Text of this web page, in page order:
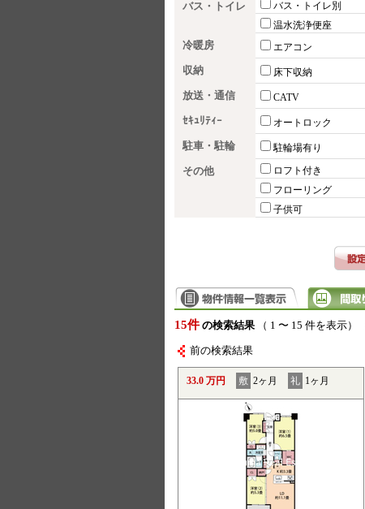
バス・トイレ バス・トイレ別
温水洗浄便座
冷暖房 エアコン
収納 床下収納
放送・通信 CATV
ｾｷｭﾘﾃｨｰ オートロック
駐車・駐輪 駐輪場有り
その他 ロフト付き
フローリング
子供可
15件 の検索結果（ 1 〜 15 件を表示）
前の検索結果
33.0 万円 敷 2ヶ月 礼 1ヶ月